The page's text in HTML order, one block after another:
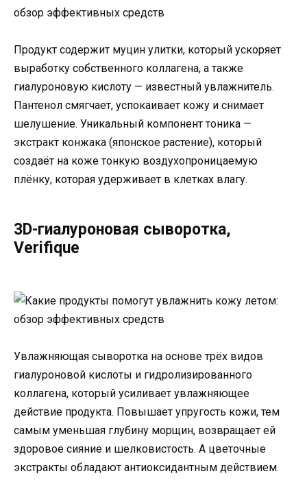
Продукт содержит муцин улитки, который ускоряет
выработку собственного коллагена, а также
гиалуроновую кислоту — известный увлажнитель.
Пантенол смягчает, успокаивает кожу и снимает
шелушение. Уникальный компонент тоника —
экстракт конжака (японское растение), который
создаёт на коже тонкую воздухопроницаемую
плёнку, которая удерживает в клетках влагу.
3D-гиалуроновая сыворотка,
Verifique
Увлажняющая сыворотка на основе трёх видов
гиалуроновой кислоты и гидролизированного
коллагена, который усиливает увлажняющее
действие продукта. Повышает упругость кожи, тем
самым уменьшая глубину морщин, возвращает ей
здоровое сияние и шелковистость. А цветочные
экстракты обладают антиоксидантным действием.